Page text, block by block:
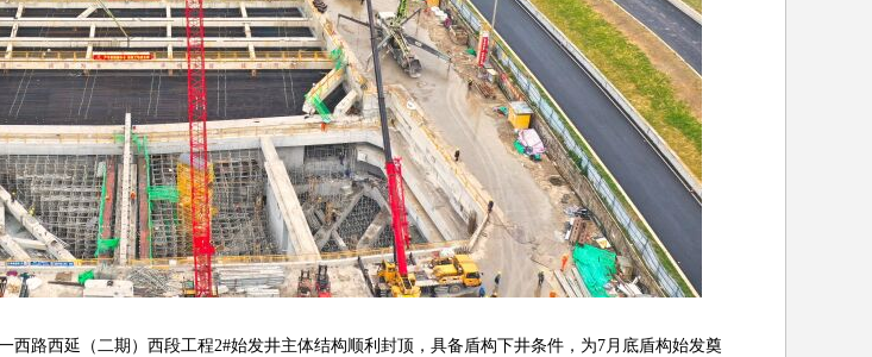
西路西延（二期）西段工程2#始发井主体结构顺利封顶，具备盾构下井条件，为7月底盾构始发奠